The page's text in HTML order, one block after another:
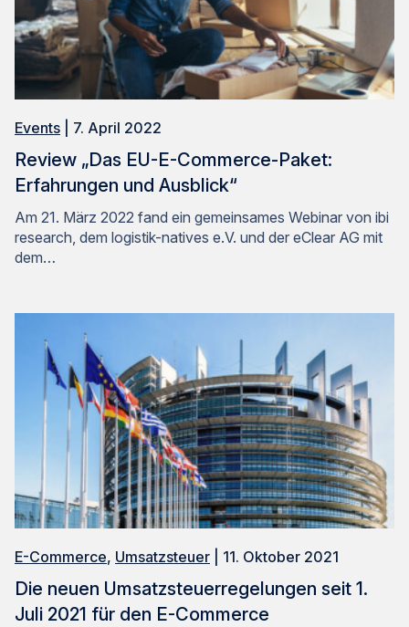
Ich stimme der Verarbeitung meiner persönlichen
Daten durch die eClear AG wie in der
Datenschutzerklärung
ist durch reCAPTCHA geschützt und es gelten die
Google Datenschutzbestimmungenund
* Pflichtfeld
Anti-Roboter-Verifizierung
Hier klicken
FriendlyCaptcha ⇗
Individuelle Beratung
Sie haben Fragen zu unseren Produkten? eClears
Expertenteam antwortet und stellt Ihnen die für Sie und
Ihre Mandanten passende Integrationslösung vor.
Lassen Sie uns Ihre Anfrage bitte über das
Kontaktformular zukommen. Wir melden uns zeitnah bei
Ihnen zurück.
Events | 7. April 2022
Review „Das EU-E-Commerce-Paket:
Erfahrungen und Ausblick“
Am 21. März 2022 fand ein gemeinsames Webinar von ibi
research, dem logistik-natives e.V. und der eClear AG mit
dem…
E-Commerce, Umsatzsteuer | 11. Oktober 2021
Die neuen Umsatzsteuerregelungen seit 1.
Juli 2021 für den E-Commerce